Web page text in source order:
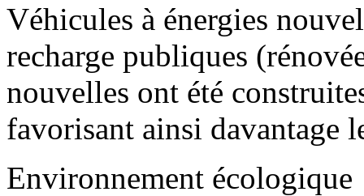
Véhicules à énergies
recharge publiques
nouvelles ont été
favorisant ainsi davantage
Environnement écologique